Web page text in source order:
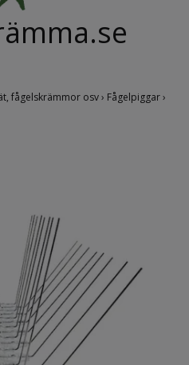
fågelskrämmor osv› Fågelpiggar›